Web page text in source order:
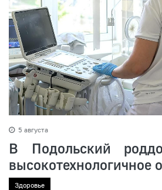
5 августа
В Подольский
высокотехнологичное
Здоровье